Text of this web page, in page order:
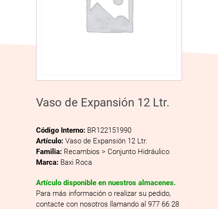
Vaso de Expansión 12 Ltr.
Código Interno: BR122151990
Artículo: Vaso de Expansión 12 Ltr.
Familia: Recambios > Conjunto Hidráulico
Marca: Baxi Roca
Artículo disponible en nuestros almacenes.
Para más información o realizar su pedido,
contacte con nosotros llamando al 977 66 28